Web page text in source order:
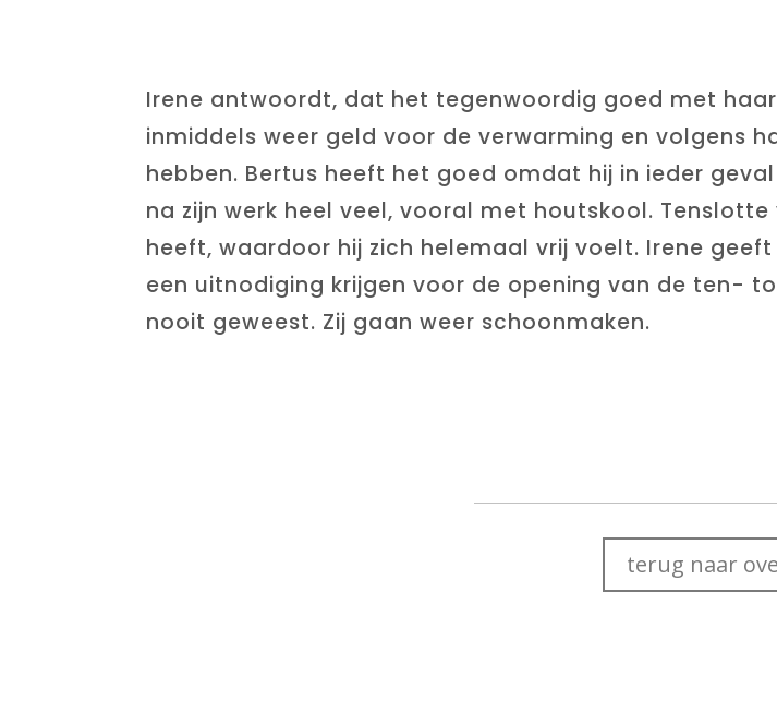
Irene antwoordt, dat het tegenwoordig goed met
inmiddels weer geld voor de verwarming en volgens
hebben. Bertus heeft het goed omdat hij in ieder
na zijn werk heel veel, vooral met houtskool.
heeft, waardoor hij zich helemaal vrij voelt. Irene
een uitnodiging krijgen voor de opening van de ten-
nooit geweest. Zij gaan weer schoonmaken.
terug naar